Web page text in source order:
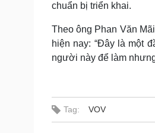
chuẩn bị triển khai.
Theo ông Phan Văn
hiện nay: “Đây là một
người này để làm
Tag: VOV